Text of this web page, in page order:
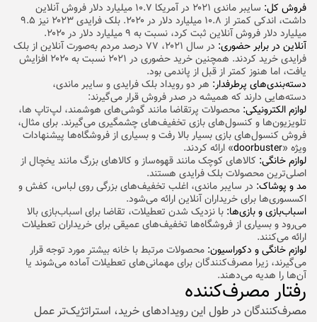
فروش کل:
سایبر ماندی ۲۰۲۱ در آمریکا ۱۰.۷ میلیارد دلار فروش آنلاین
داشت، اندکی کمتر از ۱۰.۸ میلیارد دلار در ۲۰۲۰. بلک فرایدی ۲۰۲۳ نیز ۹.۵
میلیارد دلار فروش آنلاین ثبت کرد، نسبت به ۹ میلیارد دلار در ۲۰۲۰.
آنلاین در برابر حضوری:
در سال ۲۰۲۱، ۷۷ درصد مردم به‌صورت آنلاین از بلک
فرایدی خرید کردند. همچنین خرید حضوری در ۲۰۲۱ نسبت به ۲۰۲۰ افزایش
یافت، اما هنوز کمتر از قبل از پاندمی بود.
دسته‌بندی‌های پرطرفدار: هر دو رویداد بلک فرایدی و سایبر ماندی،
دسته‌هایی دارند که همیشه در صدر فروش قرار می‌گیرند:
لوازم الکترونیکی: محصولات پرتقاضا مانند گوشی‌های هوشمند، لپ‌تاپ‌ ها،
تلویزیون‌ها و کنسول‌های بازی تخفیف‌های چشمگیری می‌گیرند. برای مثال،
فروش کنسول‌های بازی بسیار بالا رفت و بسیاری از فروشگاه‌ها پیشنهادات
ویژه «doorbuster» ارائه کردند.
لوازم خانگی: کالاهای کوچک مانند قهوه‌ساز و کالاهای بزرگ مانند یخچال از
اصلی‌ترین محصولات بلک فرایدی هستند.
مد و پوشاک: در سایبر ماندی، اغلب تخفیف‌های بزرگی روی لباس، کفش و
اکسسوری‌ها برای خریداران آنلاین ارائه می‌شود.
اسباب‌بازی و بازی‌ها: با نزدیک شدن تعطیلات، تقاضا برای اسباب‌بازی بالا
می‌رود و بسیاری از فروشگاه‌ها تخفیف‌های عمیقی برای خریداران تعطیلات
ارائه می‌کنند.
لوازم خانگی و دکوراسیون: محصولات مرتبط با خانه بیشتر مورد توجه قرار
می‌گیرند، زیرا مصرف‌کنندگان برای مهمانی‌های تعطیلات آماده می‌شوند یا
آن‌ها را هدیه می‌دهند.
رفتار مصرف‌کننده
مصرف‌کنندگان در طول این رویدادهای خرید، استراتژیک‌تر عمل